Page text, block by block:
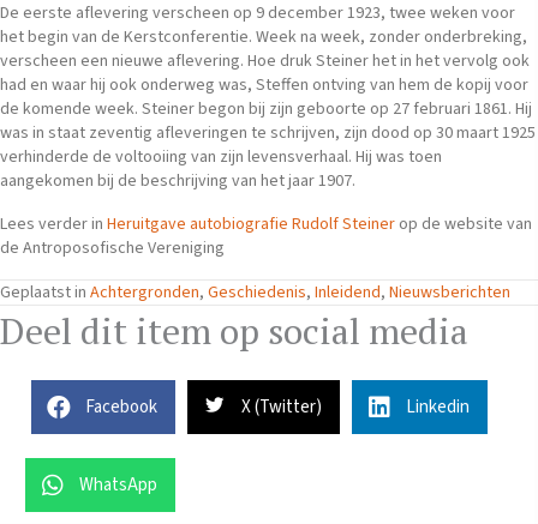
De eerste aflevering verscheen op 9 december 1923, twee weken voor
het begin van de Kerstconferentie. Week na week, zonder onderbreking,
verscheen een nieuwe aflevering. Hoe druk Stei­ner het in het vervolg ook
had en waar hij ook onderweg was, Steffen ontving van hem de kopij voor
de komende week. Stei­ner begon bij zijn geboorte op 27 februari 1861. Hij
was in staat zeventig afleveringen te schrijven, zijn dood op 30 maart 1925
verhinderde de voltooiing van zijn levensverhaal. Hij was toen
aangekomen bij de beschrijving van het jaar 1907.
Lees verder in Heruitgave autobiografie Rudolf Steiner op de website van
de Antroposofische Vereniging
Geplaatst in Achtergronden, Geschiedenis, Inleidend, Nieuwsberichten
Deel dit item op social media
Facebook X (Twitter) Linkedin
WhatsApp